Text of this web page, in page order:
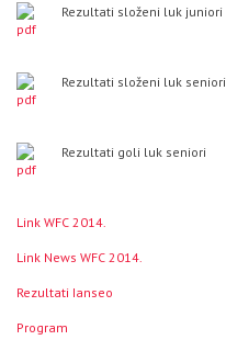
Rezultati složeni luk juniori
Rezultati složeni luk seniori
Rezultati goli luk seniori
Link WFC 2014.
Link News WFC 2014.
Rezultati Ianseo
Program